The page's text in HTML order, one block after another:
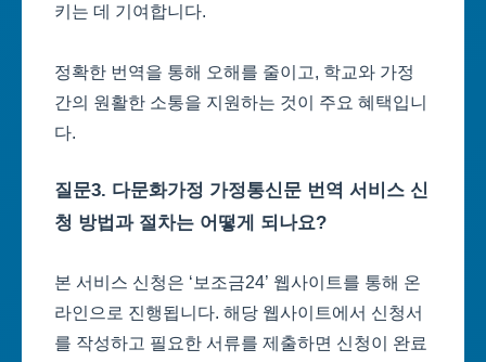
키는 데 기여합니다.
정확한 번역을 통해 오해를 줄이고, 학교와 가정
간의 원활한 소통을 지원하는 것이 주요 혜택입니
다.
질문3. 다문화가정 가정통신문 번역 서비스 신
청 방법과 절차는 어떻게 되나요?
본 서비스 신청은 ‘보조금24’ 웹사이트를 통해 온
라인으로 진행됩니다. 해당 웹사이트에서 신청서
를 작성하고 필요한 서류를 제출하면 신청이 완료